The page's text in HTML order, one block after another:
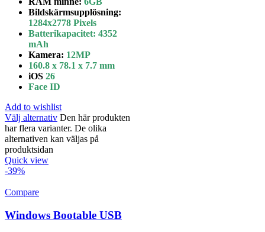
Bildskärmsupplösning:
1284x2778 Pixels
Batterikapacitet: 4352
mAh
Kamera: 12MP
160.8 x 78.1 x 7.7 mm
iOS 26
Face ID
Add to wishlist
Välj alternativ Den här produkten
har flera varianter. De olika
alternativen kan väljas på
produktsidan
Quick view
-39%
Compare
Windows Bootable USB